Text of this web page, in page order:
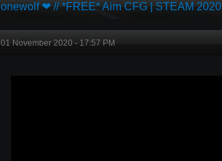
lonewolf ❤ // *FREE* Aim CFG | STEAM 2020
01 November 2020 - 17:57 PM